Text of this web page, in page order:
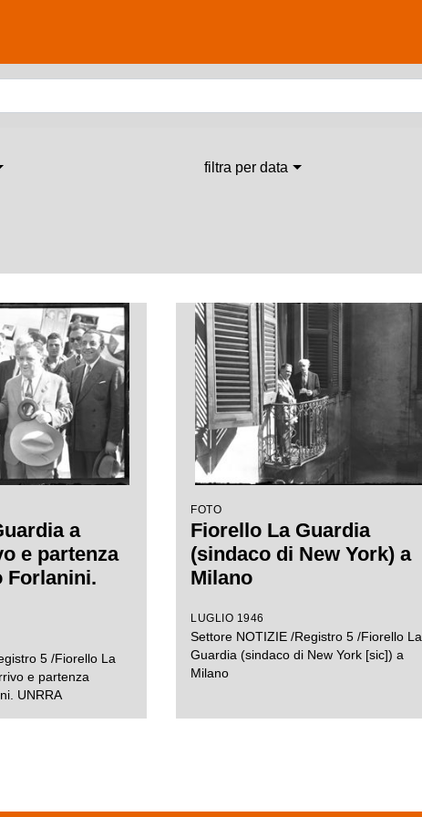
filtra per data
a
e partenza
Forlanini.
5 /Fiorello La
e partenza
UNRRA
FOTO
Fiorello La Guardia
(sindaco di New York) a
Milano
LUGLIO 1946
Settore NOTIZIE /Registro 5 /Fiorello La
Guardia (sindaco di New York [sic]) a
Milano